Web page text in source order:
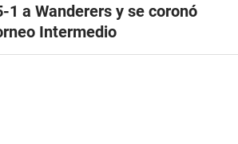
1 a Wanderers y se coronó
Intermedio